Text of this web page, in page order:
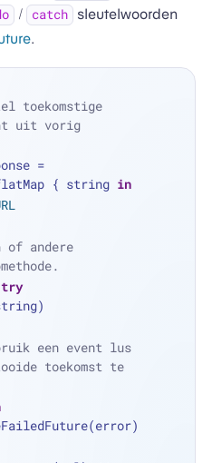
/ catch
sleutelwoorden
.
toekomstige
uit vorig
=
{ string in
of andere
try
een event lus
toekomst te